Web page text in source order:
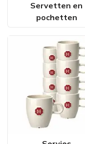
Servetten en
pochetten